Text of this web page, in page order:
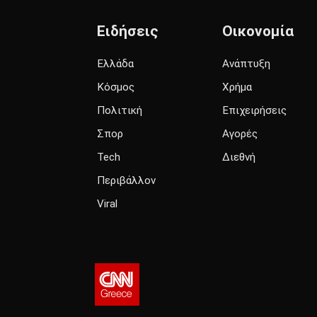
Ειδήσεις
Ελλάδα
Κόσμος
Πολιτική
Σπορ
Tech
Περιβάλλον
Viral
Οικονομία
Ανάπτυξη
Χρήμα
Επιχειρήσεις
Αγορές
Διεθνή